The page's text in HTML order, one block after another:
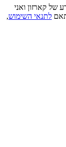
של קארזון ואני
לתנאי השימוש,